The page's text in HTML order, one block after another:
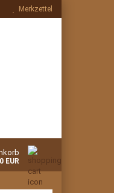
Merkzettel
EUR